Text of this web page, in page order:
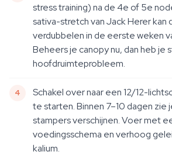
stress training) na de 4e of 5e
sativa-stretch van Jack Herer
verdubbelen in de eerste weken
Beheers je canopy nu, dan heb je
hoofdruimteprobleem.
Schakel over naar een 12/12-
te starten. Binnen 7–10 dagen zie
stampers verschijnen. Voer met
voedingsschema en verhoog
kalium.